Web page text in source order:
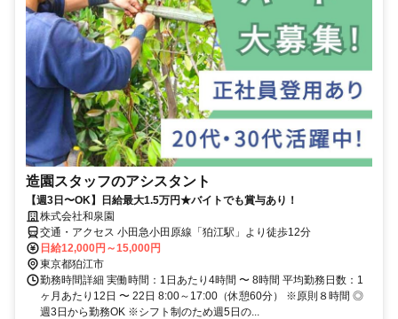
造園スタッフのアシスタント
【週3日〜OK】日給最大1.5万円★バイトでも賞与あり！
株式会社和泉園
交通・アクセス 小田急小田原線「狛江駅」より徒歩12分
日給12,000円～15,000円
東京都狛江市
勤務時間詳細 実働時間：1日あたり4時間 〜 8時間 平均勤務日数：1
ヶ月あたり12日 〜 22日 8:00～17:00（休憩60分） ※原則８時間 ◎
週3日から勤務OK ※シフト制のため週5日の...